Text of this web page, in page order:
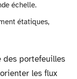
échelle.
étatiques,
portefeuilles
les flux